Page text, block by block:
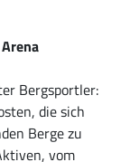
Bergsportler:
die sich
Berge zu
vom